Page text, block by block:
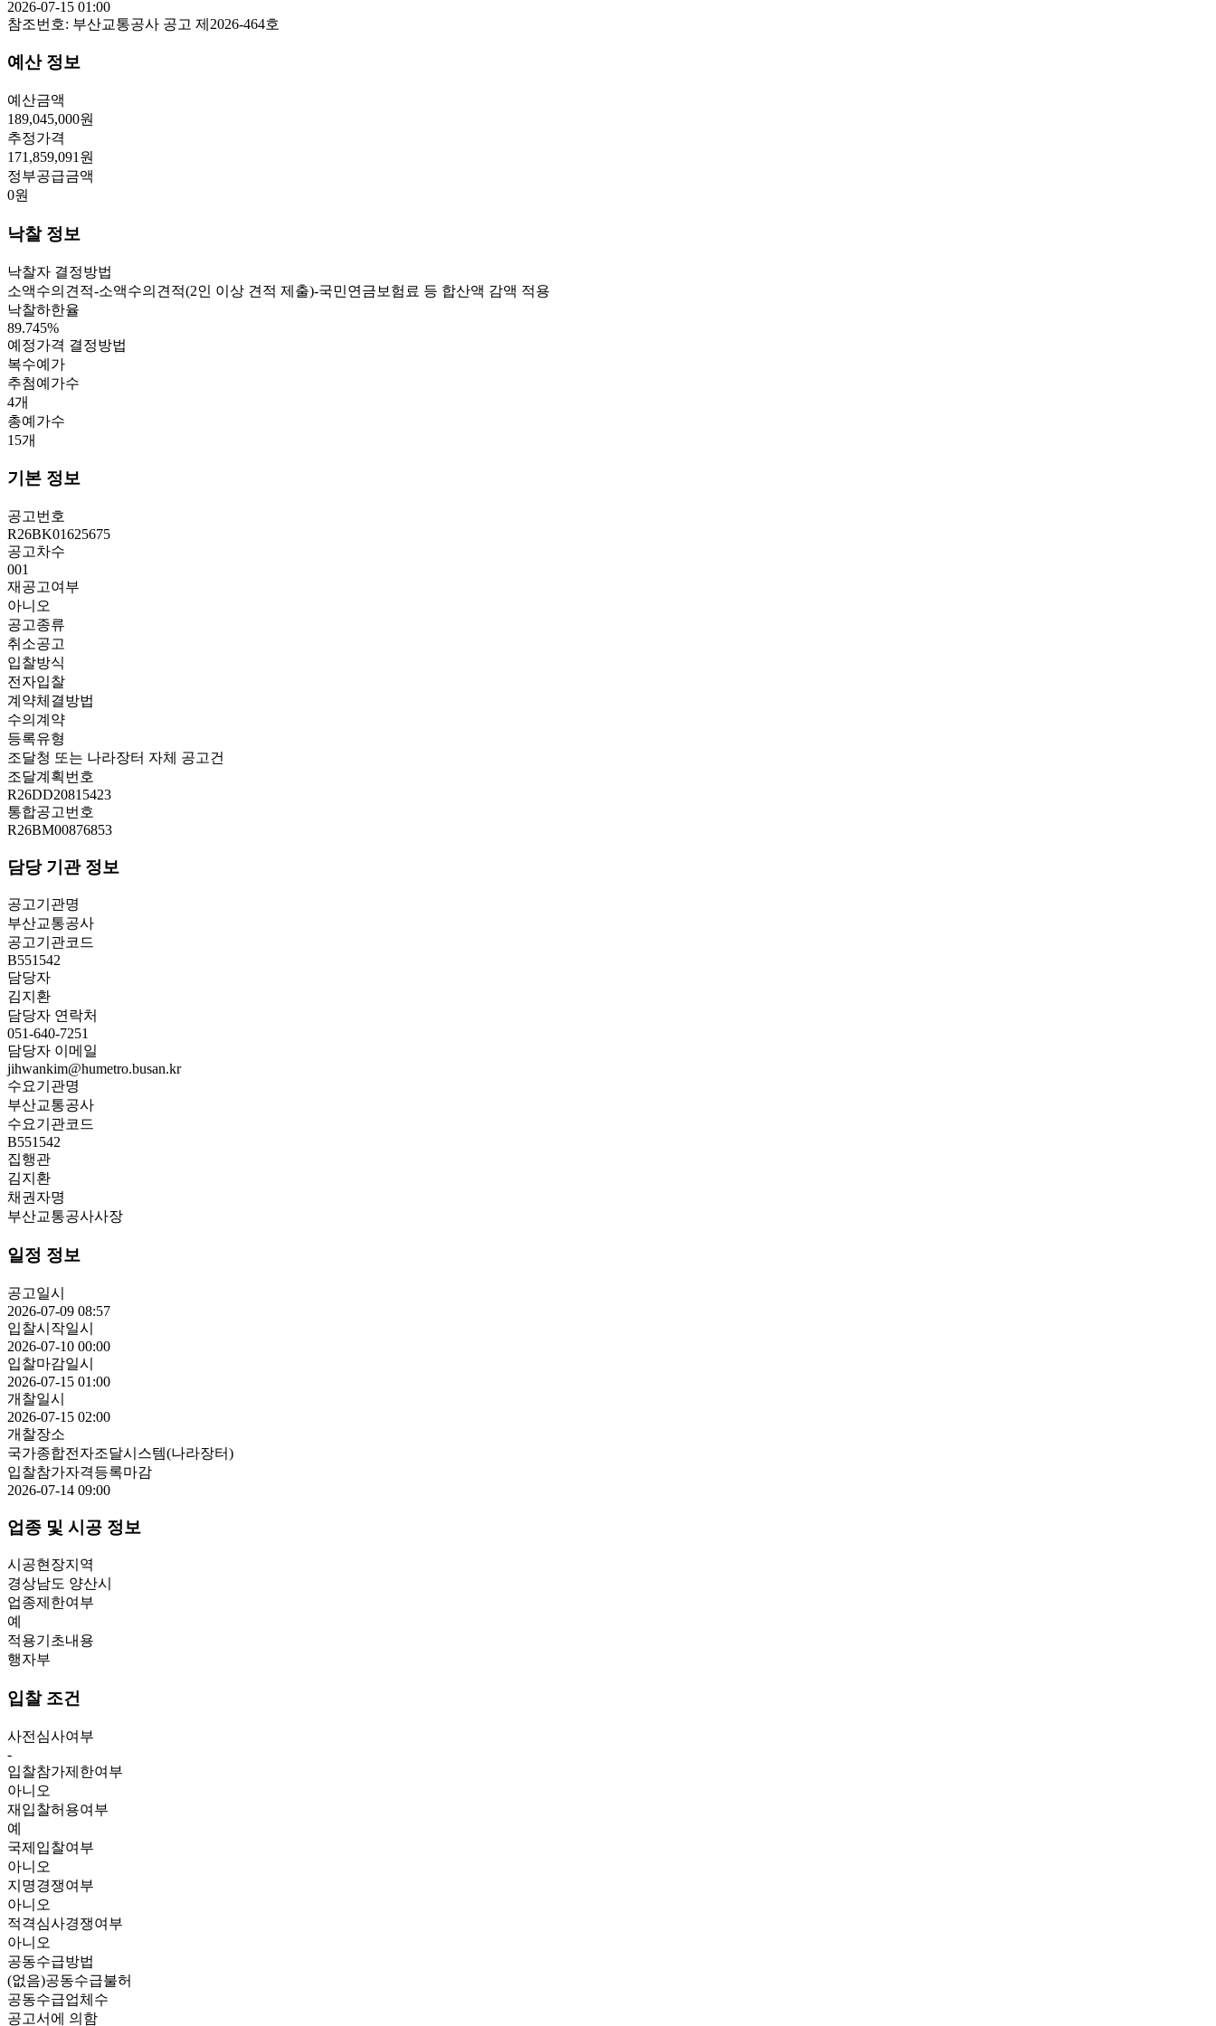
2026-07-15 01:00
참조번호: 부산교통공사 공고 제2026-464호
예산 정보
예산금액
189,045,000원
추정가격
171,859,091 원
정부공급금액
0원
낙찰 정보
낙찰자 결정방법
소액수의견적-소액수의견적(2인 이상 견적 제출)-국민연금보험료 등 합산액 감액 적용
낙찰하한율
89.745%
예정가격 결정방법
복수예가
추첨예가수
4개
총예가수
15개
기본 정보
공고번호
R26BK01625675
공고차수
001
재공고여부
아니오
공고종류
취소공고
입찰방식
전자입찰
계약체결방법
수의계약
등록유형
조달청 또는 나라장터 자체 공고건
조달계획번호
R26DD20815423
통합공고번호
R26BM00876853
담당 기관 정보
공고기관명
부산교통공사
공고기관코드
B551542
담당자
김지환
담당자 연락처
051-640-7251
담당자 이메일
jihwankim@humetro.busan.kr
수요기관명
부산교통공사
수요기관코드
B551542
집행관
김지환
채권자명
부산교통공사사장
일정 정보
공고일시
2026-07-09 08:57
입찰시작일시
2026-07-10 00:00
입찰마감일시
2026-07-15 01:00
개찰일시
2026-07-15 02:00
개찰장소
국가종합전자조달시스템(나라장터)
입찰참가자격등록마감
2026-07-14 09:00
업종 및 시공 정보
시공현장지역
경상남도 양산시
업종제한여부
예
적용기초내용
행자부
입찰 조건
사전심사여부
-
입찰참가제한여부
아니오
재입찰허용여부
예
국제입찰여부
아니오
지명경쟁여부
아니오
적격심사경쟁여부
아니오
공동수급방법
(없음)공동수급불허
공동수급업체수
공고서에 의함